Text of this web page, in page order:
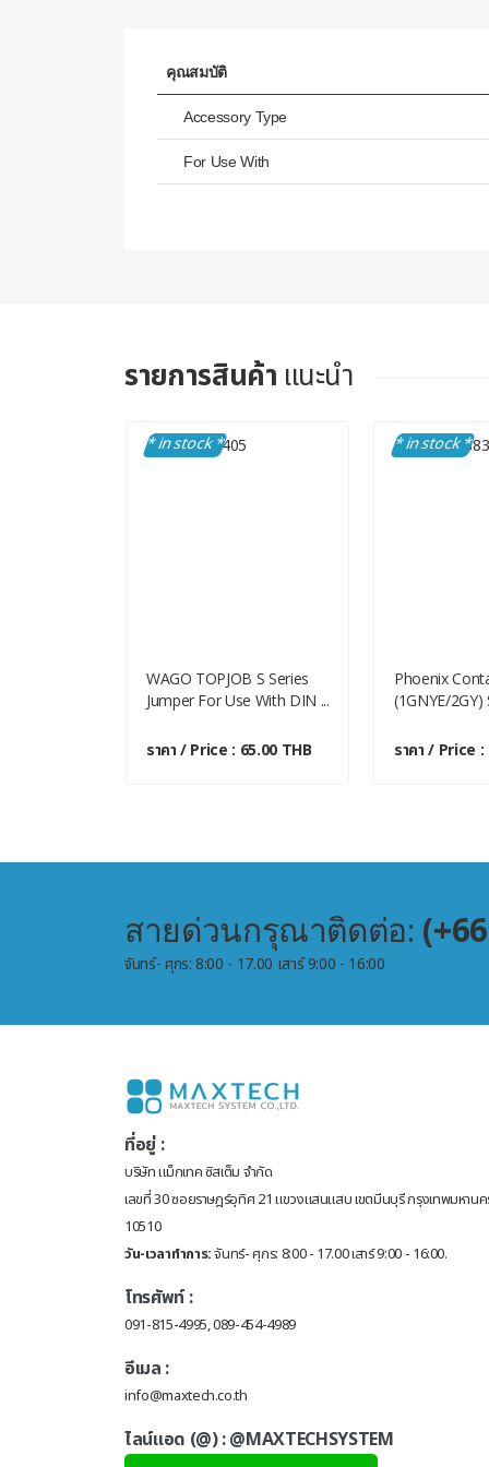
คุณสมบัติ
Accessory Type
For Use With
รายการสินค้า แนะนำ
* in stock *
WAGO TOPJOB S Series
Jumper For Use With DIN ...
ราคา / Price : 65.00 THB
* in stock *
Phoenix
(1GNYE/2GY)
ราคา / Price
สายด่วนกรุณาติดต่อ:
จันทร์- ศุกร: 8:00 - 17.00 เสาร์ 9:00 - 16:00
ที่อยู่ :
บริษัท แม็กเทค ซิสเต็ม จำกัด
เลขที่ 30 ซอยราษฎร์อุทิศ 21 แขวงแสนแสบ เขตมีนบุรี กรุงเทพมหาน
10510
วัน-เวลาทำการ:จันทร์- ศุกร: 8:00 - 17.00 เสาร์ 9:00 - 16:00.
โทรศัพท์ :
091-815-4995, 089-454-4989
อีเมล :
info@maxtech.co.th
ไลน์แอด (@) :@MAXTECHSYSTEM